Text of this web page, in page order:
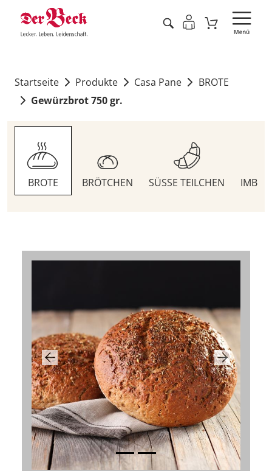
Startseite Produkte Casa Pane
BROTE
Gewürzbrot 750 gr.
BROTE BRÖTCHEN SÜSSE TEILCHEN
Previous Next